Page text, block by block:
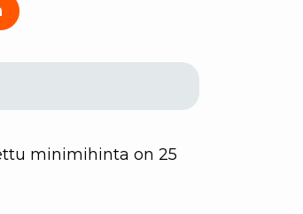
minimihinta on 25